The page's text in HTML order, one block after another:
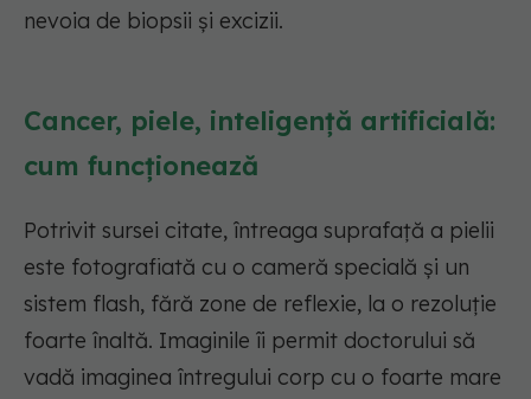
nevoia de biopsii şi excizii.
Cancer, piele, inteligență artificială:
cum funcționează
Potrivit sursei citate, întreaga suprafaţă a pielii
este fotografiată cu o cameră specială şi un
sistem flash, fără zone de reflexie, la o rezoluţie
foarte înaltă. Imaginile îi permit doctorului să
vadă imaginea întregului corp cu o foarte mare